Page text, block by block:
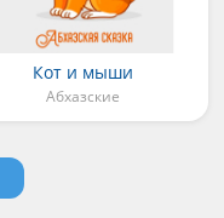
Кот и мыши
Абхазские